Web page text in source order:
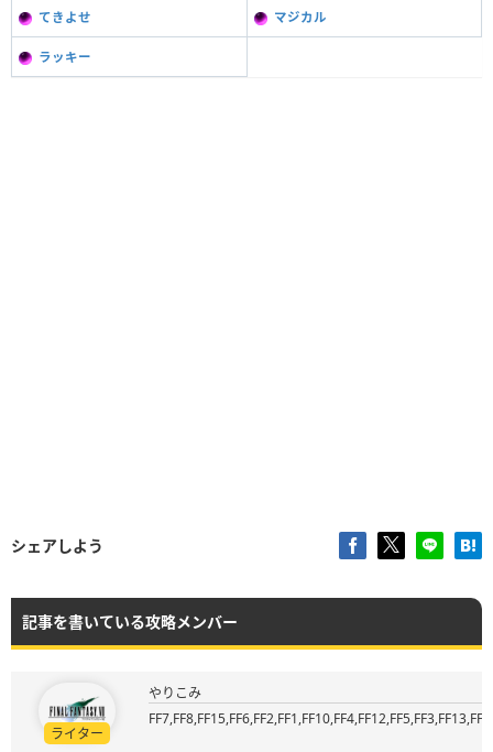
てきよせ マジカル
ラッキー
シェアしよう
記事を書いている攻略メンバー
ライター
やりこみ
FF7,FF8,FF15,FF6,FF2,FF1,FF10,FF4,FF12,FF5,FF3,FF13,FF9